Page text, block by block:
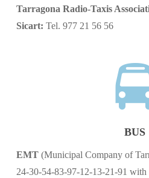
Tarragona Radio-Taxis
Sicart: Tel. 977 21 56 56
BUS
EMT (Municipal Company of
24-30-54-83-97-12-13-21-91 with